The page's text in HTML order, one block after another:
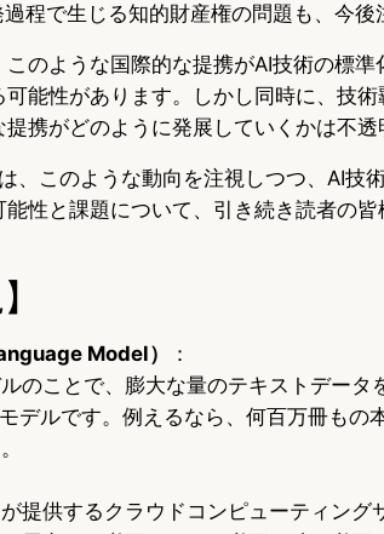
程で生じる知的財産権の問題も、今後
のような国際的な提携がAI技術の標
可能性があります。しかし同時に、技
携がどのように発展していくかは不透
、このような動向を注視しつつ、AI技
性と課題について、引き続き読者の
Model）
：
のことで、膨大な量のテキストデー
デルです。例えるなら、何百万冊もの
提供するクラウドコンピューティング